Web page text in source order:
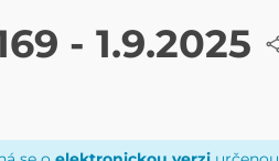
- 1.9.2025